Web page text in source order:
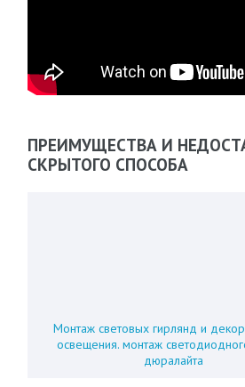
ПРЕИМУЩЕСТВА И
СКРЫТОГО СПОСОБА
Монтаж световых гирлянд и
освещения. монтаж
дюралайта